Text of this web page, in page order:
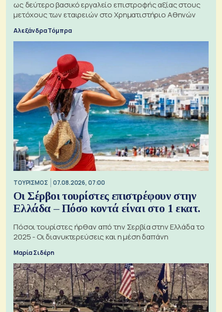
ως δεύτερο βασικό εργαλείο επιστροφής αξίας στους
μετόχους των εταιρειών στο Χρηματιστήριο Αθηνών
Αλεξάνδρα Τόμπρα
ΤΟΥΡΙΣΜΟΣ 07.08.2026, 07:00
Οι Σέρβοι τουρίστες επιστρέφουν στην
Ελλάδα – Πόσο κοντά είναι στο 1 εκατ.
Πόσοι τουρίστες ήρθαν από την Σερβία στην Ελλάδα το
2025 - Οι διανυκτερεύσεις και η μέση δαπάνη
Μαρία Σιδέρη